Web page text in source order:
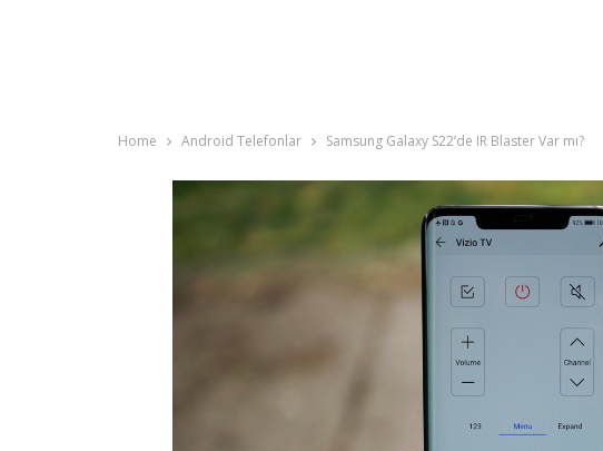
Home Android Telefonlar Samsung Galaxy S22’de IR Blaster Var mı?